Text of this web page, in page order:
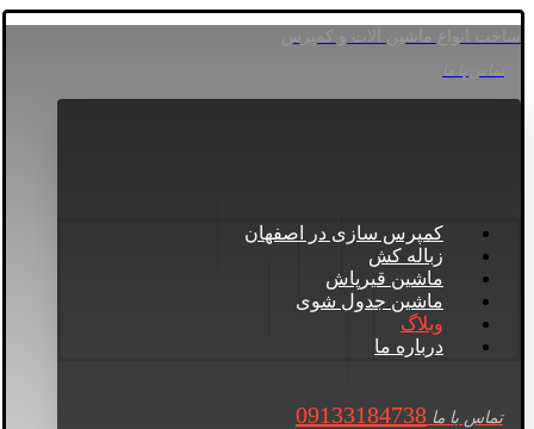
ساخت انواع ماشین آلات و کمپرس
کمپرس سازی در اصفهان
زباله کش
ماشین قیرپاش
ماشین جدول شوی
وبلاگ
درباره ما
تماس با ما 09133184738